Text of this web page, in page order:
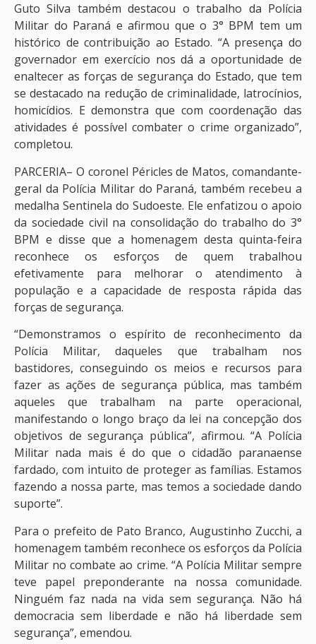
Guto Silva também destacou o trabalho da Polícia
Militar do Paraná e afirmou que o 3° BPM tem um
histórico de contribuição ao Estado. “A presença do
governador em exercício nos dá a oportunidade de
enaltecer as forças de segurança do Estado, que tem
se destacado na redução de criminalidade, latrocínios,
homicídios. E demonstra que com coordenação das
atividades é possível combater o crime organizado”,
completou.
PARCERIA– O coronel Péricles de Matos, comandante-
geral da Polícia Militar do Paraná, também recebeu a
medalha Sentinela do Sudoeste. Ele enfatizou o apoio
da sociedade civil na consolidação do trabalho do 3°
BPM e disse que a homenagem desta quinta-feira
reconhece os esforços de quem trabalhou
efetivamente para melhorar o atendimento à
população e a capacidade de resposta rápida das
forças de segurança.
“Demonstramos o espírito de reconhecimento da
Polícia Militar, daqueles que trabalham nos
bastidores, conseguindo os meios e recursos para
fazer as ações de segurança pública, mas também
aqueles que trabalham na parte operacional,
manifestando o longo braço da lei na concepção dos
objetivos de segurança pública”, afirmou. “A Polícia
Militar nada mais é do que o cidadão paranaense
fardado, com intuito de proteger as famílias. Estamos
fazendo a nossa parte, mas temos a sociedade dando
suporte”.
Para o prefeito de Pato Branco, Augustinho Zucchi, a
homenagem também reconhece os esforços da Polícia
Militar no combate ao crime. “A Polícia Militar sempre
teve papel preponderante na nossa comunidade.
Ninguém faz nada na vida sem segurança. Não há
democracia sem liberdade e não há liberdade sem
segurança”, emendou.